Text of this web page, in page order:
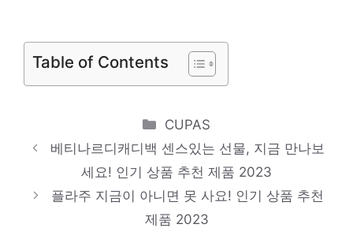
Table of Contents
Categories
CUPAS
베티나르디캐디백 센스있는 선물, 지금 만나보
세요! 인기 상품 추천 제품 2023
플라주 지금이 아니면 못 사요! 인기 상품 추천
제품 2023